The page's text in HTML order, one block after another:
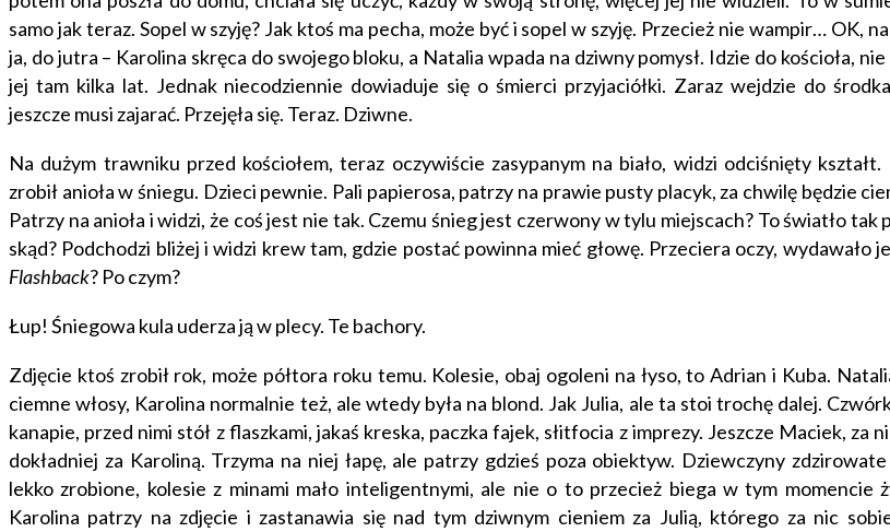
samo jak teraz. Sopel w szyję? Jak ktoś ma pecha, może być i sopel w szyję. Przecież nie wampir… OK,
ja, do jutra – Karolina skręca do swojego bloku, a Natalia wpada na dziwny pomysł. Idzie do kościoła, nie
jej tam kilka lat. Jednak niecodziennie dowiaduje się o śmierci przyjaciółki. Zaraz wejdzie do
jeszcze musi zajarać. Przejęła się. Teraz. Dziwne.
Na dużym trawniku przed kościołem, teraz oczywiście zasypanym na biało, widzi odciśnięty kształt.
zrobił anioła w śniegu. Dzieci pewnie. Pali papierosa, patrzy na prawie pusty placyk, za chwilę będzie
Patrzy na anioła i widzi, że coś jest nie tak. Czemu śnieg jest czerwony w tylu miejscach? To światło tak
skąd? Podchodzi bliżej i widzi krew tam, gdzie postać powinna mieć głowę. Przeciera oczy, wydawało
Flashback? Po czym?
Łup! Śniegowa kula uderza ją w plecy. Te bachory.
Zdjęcie ktoś zrobił rok, może półtora roku temu. Kolesie, obaj ogoleni na łyso, to Adrian i Kuba.
ciemne włosy, Karolina normalnie też, ale wtedy była na blond. Jak Julia, ale ta stoi trochę dalej.
kanapie, przed nimi stół z flaszkami, jakaś kreska, paczka fajek, słitfocia z imprezy. Jeszcze Maciek, za
dokładniej za Karoliną. Trzyma na niej łapę, ale patrzy gdzieś poza obiektyw. Dziewczyny
lekko zrobione, kolesie z minami mało inteligentnymi, ale nie o to przecież biega w tym momencie
Karolina patrzy na zdjęcie i zastanawia się nad tym dziwnym cieniem za Julią, którego za nic